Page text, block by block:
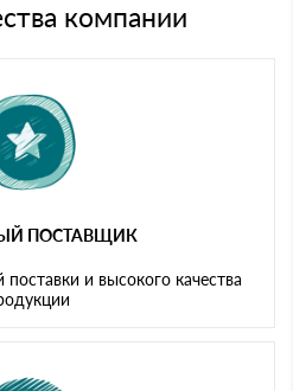
склада самовывоза.
компании
ПОСТАВЩИК
и высокого качества